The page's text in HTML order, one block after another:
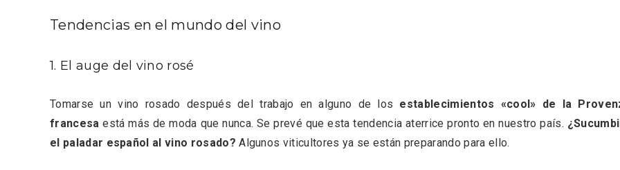
Tendencias en el mundo del vino
1. El auge del vino rosé
Tomarse un vino rosado después del trabajo en alguno de los establecimientos «cool» de la
francesa está más de moda que nunca. Se prevé que esta tendencia aterrice pronto en nuestro país.
el paladar español al vino rosado? Algunos viticultores ya se están preparando para ello.
calle